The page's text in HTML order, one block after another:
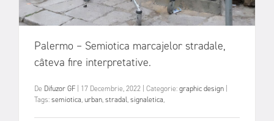
Palermo – Semiotica marcajelor stradale,
câteva fire interpretative.
De Difuzor GF 17 Decembrie, 2022 Categorie:graphic design
Tags:semiotica,urban,stradal,signaletica,